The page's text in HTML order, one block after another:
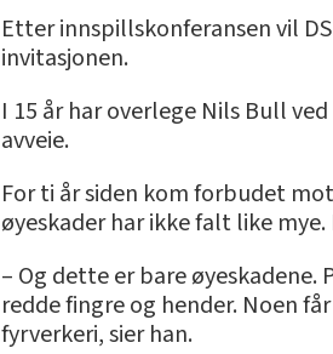
Etter innspillskonferansen vil
invitasjonen.
I 15 år har overlege Nils Bull
avveie.
For ti år siden kom forbudet
øyeskader har ikke falt like
– Og dette er bare
redde fingre og hender. Noen
fyrverkeri, sier han.